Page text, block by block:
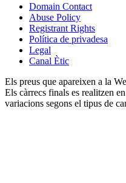
Domain Contact
Abuse Policy
Registrant Rights
Política de privadesa
Legal
Canal Ètic
Els preus que apareixen a la
Els càrrecs finals es realitzen
variacions segons el tipus de